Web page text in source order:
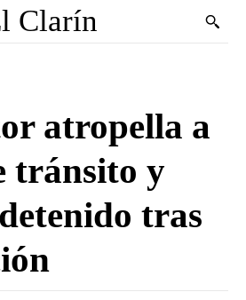
Clarín
atropella a
tránsito y
tras